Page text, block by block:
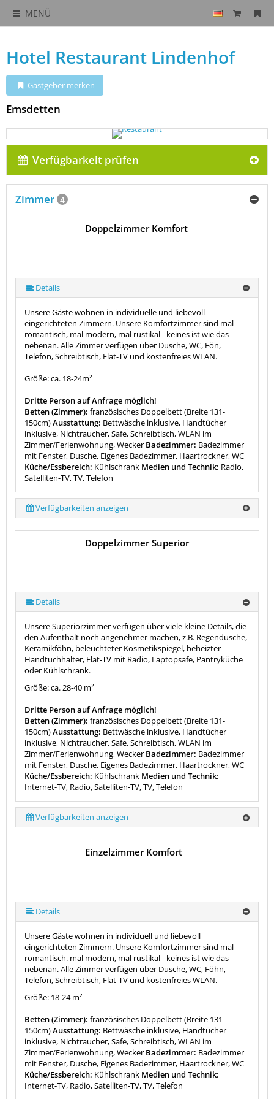
MENÜ
Hotel Restaurant Lindenhof
Gastgeber merken
Emsdetten
Verfügbarkeit prüfen
Zimmer 4
Doppelzimmer Komfort
Details
Unsere Gäste wohnen in individuelle und liebevoll
eingerichteten Zimmern. Unsere Komfortzimmer sind mal
romantisch, mal modern, mal rustikal - keines ist wie das
nebenan. Alle Zimmer verfügen über Dusche, WC, Fön,
Telefon, Schreibtisch, Flat-TV und kostenfreies WLAN.
Größe: ca. 18-24m²
Dritte Person auf Anfrage möglich!
Betten (Zimmer): französisches Doppelbett (Breite 131-
150cm)Ausstattung: Bettwäsche inklusive, Handtücher
inklusive, Nichtraucher, Safe, Schreibtisch, WLAN im
Zimmer/Ferienwohnung, Wecker Badezimmer: Badezimmer
mit Fenster, Dusche, Eigenes Badezimmer, Haartrockner, WC
Küche/Essbereich: Kühlschrank Medien und Technik: Radio,
Satelliten-TV, TV, Telefon
Verfügbarkeiten anzeigen
Doppelzimmer Superior
Details
Unsere Superiorzimmer verfügen über viele kleine Details, die
den Aufenthalt noch angenehmer machen, z.B. Regendusche,
Keramikföhn, beleuchteter Kosmetikspiegel, beheizter
Handtuchhalter, Flat-TV mit Radio, Laptopsafe, Pantryküche
oder Kühlschrank.
Größe: ca. 28-40 m²
Dritte Person auf Anfrage möglich!
Betten (Zimmer): französisches Doppelbett (Breite 131-
150cm)Ausstattung: Bettwäsche inklusive, Handtücher
inklusive, Nichtraucher, Safe, Schreibtisch, WLAN im
Zimmer/Ferienwohnung, Wecker Badezimmer: Badezimmer
mit Fenster, Dusche, Eigenes Badezimmer, Haartrockner, WC
Küche/Essbereich: Kühlschrank Medien und Technik:
Internet-TV, Radio, Satelliten-TV, TV, Telefon
Verfügbarkeiten anzeigen
Einzelzimmer Komfort
Details
Unsere Gäste wohnen in individuell und liebevoll
eingerichteten Zimmern. Unsere Komfortzimmer sind mal
romantisch. mal modern, mal rustikal - keines ist wie das
nebenan. Alle Zimmer verfügen über Dusche, WC, Föhn,
Telefon, Schreibtisch, Flat-TV und kostenfreies WLAN.
Größe: 18-24 m²
Betten (Zimmer): französisches Doppelbett (Breite 131-
150cm)Ausstattung: Bettwäsche inklusive, Handtücher
inklusive, Nichtraucher, Safe, Schreibtisch, WLAN im
Zimmer/Ferienwohnung, Wecker Badezimmer: Badezimmer
mit Fenster, Dusche, Eigenes Badezimmer, Haartrockner, WC
Küche/Essbereich: Kühlschrank Medien und Technik:
Internet-TV, Radio, Satelliten-TV, TV, Telefon